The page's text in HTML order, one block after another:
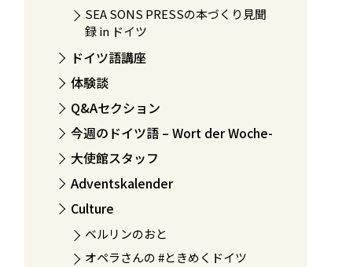
SEA SONS PRESSの本づくり見聞
録 in ドイツ
ドイツ語講座
体験談
Q&Aセクション
今週のドイツ語 – Wort der Woche-
大使館スタッフ
Adventskalender
Culture
ベルリンのおと
オペラさんの #ときめくドイツ